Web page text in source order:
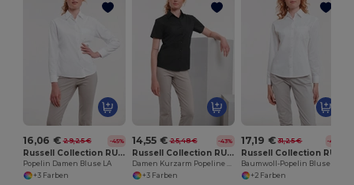
16,06 € 29,25 € -45%
Russell Collection RU934F
Popelin Damen Bluse LA
+3 Farben
14,55 € 25,48 € -43%
Russell Collection RU935F
Damen Kurzarm Popeline Hemd Pflegeleicht
+3 Farben
17,19 € 31,25 € -45%
Baumwoll-Popelin Bluse LA
+2 Farben